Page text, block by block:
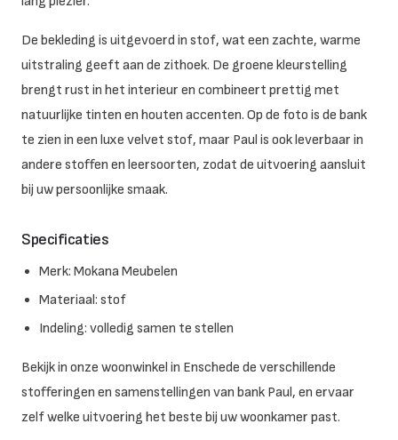
De bekleding is uitgevoerd in stof, wat een zachte, warme
uitstraling geeft aan de zithoek. De groene kleurstelling
brengt rust in het interieur en combineert prettig met
natuurlijke tinten en houten accenten. Op de foto is de bank
te zien in een luxe velvet stof, maar Paul is ook leverbaar in
andere stoffen en leersoorten, zodat de uitvoering aansluit
bij uw persoonlijke smaak.
Specificaties
Merk: Mokana Meubelen
Materiaal: stof
Indeling: volledig samen te stellen
Bekijk in onze woonwinkel in Enschede de verschillende
stofferingen en samenstellingen van bank Paul, en ervaar
zelf welke uitvoering het beste bij uw woonkamer past.